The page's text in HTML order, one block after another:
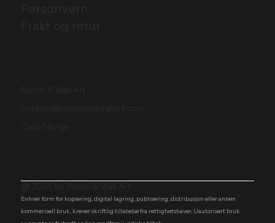
Personvern
Frakt og retur
Room & Wall Art
contact@roomandwallart.com
Oslo/Norge
@ 2026 by Room & Wall Art
Enhver form for kopiering, digital lagring, publisering, distribusjon eller annen
kommerisell bruk, krever skriftlig tillatelse fra rettighetshaver. Uautorisert bruk